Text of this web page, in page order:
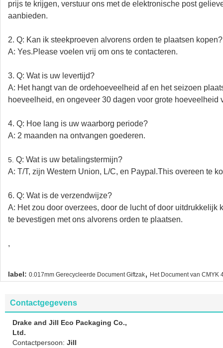
prijs te krijgen, verstuur ons met de elektronische post
aanbieden.
2. Q: Kan ik steekproeven alvorens orden te plaatsen kopen?
A: Yes.Please voelen vrij om ons te contacteren.
3. Q: Wat is uw levertijd?
A: Het hangt van de ordehoeveelheid af en het seizoen
hoeveelheid, en ongeveer 30 dagen voor grote hoeveelheid
4. Q: Hoe lang is uw waarborg periode?
A: 2 maanden na ontvangen goederen.
5. Q: Wat is uw betalingstermijn?
A: T/T, zijn Western Union, L/C, en Paypal.This overeen te
6. Q: Wat is de verzendwijze?
A: Het zou door overzees, door de lucht of door
te bevestigen met ons alvorens orden te plaatsen.
,
label: 0.017mm Gerecycleerde Document Giftzak, Het Document van CMYK
Contactgegevens
Drake and Jill Eco Packaging Co.,
Ltd.
Contactpersoon: Jill